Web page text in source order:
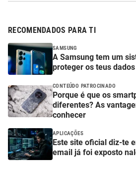
RECOMENDADOS PARA TI
SAMSUNG
A Samsung tem um
proteger os teus
CONTEÚDO PATROCINADO
Porque é que os
diferentes? As
conhecer
APLICAÇÕES
Este site oficial diz-te
email já foi exposto